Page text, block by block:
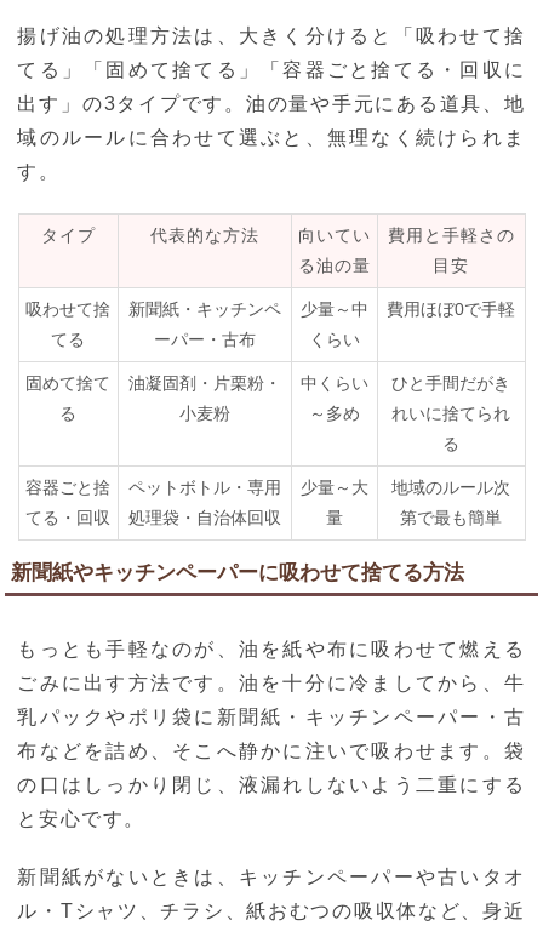
揚げ油の処理方法は、大きく分けると「吸わせて捨
てる」「固めて捨てる」「容器ごと捨てる・回収に
出す」の3タイプです。油の量や手元にある道具、地
域のルールに合わせて選ぶと、無理なく続けられま
す。
タイプ 代表的な方法
向いてい
る油の量
費用と手軽さの
目安
吸わせて捨
てる
新聞紙・キッチンペ
ーパー・古布
少量～中
くらい
費用ほぼ0で手軽
固めて捨て
る
油凝固剤・片栗粉・
小麦粉
中くらい
～多め
ひと手間だがき
れいに捨てられ
る
容器ごと捨
てる・回収
ペットボトル・専用
処理袋・自治体回収
少量～大
量
地域のルール次
第で最も簡単
新聞紙やキッチンペーパーに吸わせて捨てる方法
もっとも手軽なのが、油を紙や布に吸わせて燃える
ごみに出す方法です。油を十分に冷ましてから、牛
乳パックやポリ袋に新聞紙・キッチンペーパー・古
布などを詰め、そこへ静かに注いで吸わせます。袋
の口はしっかり閉じ、液漏れしないよう二重にする
と安心です。
新聞紙がないときは、キッチンペーパーや古いタオ
ル・Tシャツ、チラシ、紙おむつの吸収体など、身近